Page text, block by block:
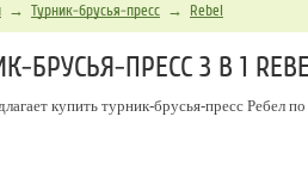
→ Турник-брусья-пресс → Rebel
БРУСЬЯ-ПРЕСС 3 В 1
купить турник-брусья-пресс Ребел